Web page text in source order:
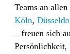
Teams an allen
Köln,
– freuen sich